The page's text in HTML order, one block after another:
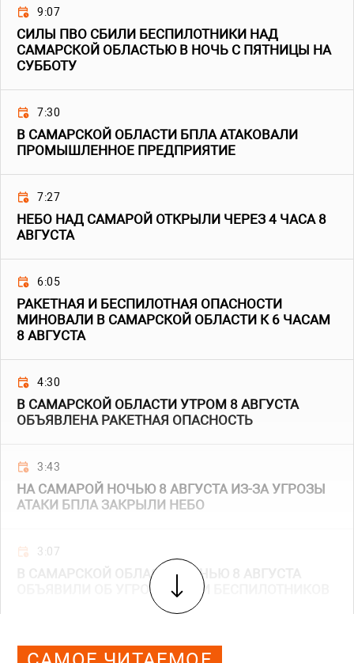
9:07
СИЛЫ ПВО СБИЛИ БЕСПИЛОТНИКИ НАД
САМАРСКОЙ ОБЛАСТЬЮ В НОЧЬ С ПЯТНИЦЫ НА
СУББОТУ
7:30
В САМАРСКОЙ ОБЛАСТИ БПЛА АТАКОВАЛИ
ПРОМЫШЛЕННОЕ ПРЕДПРИЯТИЕ
7:27
НЕБО НАД САМАРОЙ ОТКРЫЛИ ЧЕРЕЗ 4 ЧАСА 8
АВГУСТА
6:05
РАКЕТНАЯ И БЕСПИЛОТНАЯ ОПАСНОСТИ
МИНОВАЛИ В САМАРСКОЙ ОБЛАСТИ К 6 ЧАСАМ
8 АВГУСТА
4:30
В САМАРСКОЙ ОБЛАСТИ УТРОМ 8 АВГУСТА
ОБЪЯВЛЕНА РАКЕТНАЯ ОПАСНОСТЬ
3:43
НА САМАРОЙ НОЧЬЮ 8 АВГУСТА ИЗ-ЗА УГРОЗЫ
АТАКИ БПЛА ЗАКРЫЛИ НЕБО
3:07
В САМАРСКОЙ ОБЛАСТИ НОЧЬЮ 8 АВГУСТА
ОБЪЯВИЛИ ОБ УГРОЗЕ АТАКИ БЕСПИЛОТНИКОВ